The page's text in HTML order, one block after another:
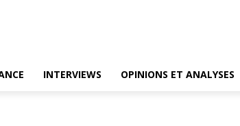
INTERVIEWS OPINIONS ET ANALYSES